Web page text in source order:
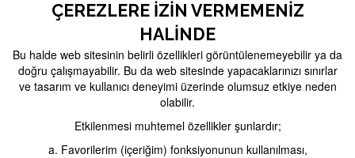
ÇEREZLERE İZIN VERMEMENIZ
HALINDE
Bu halde web sitesinin belirli özellikleri görüntülenemeyebilir ya da
doğru çalışmayabilir. Bu da web sitesinde yapacaklarınızı sınırlar
ve tasarım ve kullanıcı deneyimi üzerinde olumsuz etkiye neden
olabilir.
Etkilenmesi muhtemel özellikler şunlardır;
a. Favorilerim (içeriğim) fonksiyonunun kullanılması,